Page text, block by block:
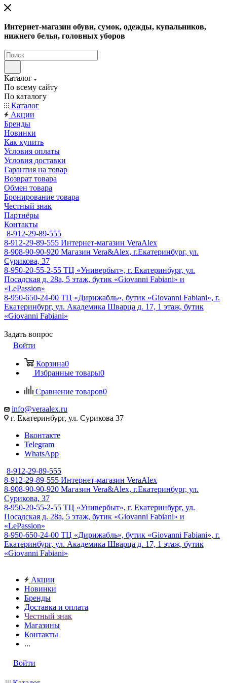
Интернет-магазин обуви, сумок, одежды, купальников,
нижнего белья, головных уборов
Каталог
По всему сайту
По каталогу
Каталог
Акции
Бренды
Новинки
Как купить
Условия оплаты
Условия доставки
Гарантия на товар
Возврат товара
Обмен товара
Бронирование товара
Честный знак
Партнёры
Контакты
8-912-29-89-555
8-912-29-89-555 Интернет-магазин VeraAlex
8-908-90-90-920 Магазин Vera&Alex, г.Екатеринбург, ул.
Сурикова, 37
8-950-20-55-2-55 ТЦ «Универбыт», г. Екатеринбург, ул.
Посадская д. 28а, 5 этаж, бутик «Giovanni Fabiani» и
«LePassion»
8-950-650-24-00 ТЦ «Дирижабль», бутик «Giovanni Fabiani», г.
Екатеринбург, ул. Академика Шварца д. 17, 1 этаж, бутик
«Giovanni Fabiani»
Задать вопрос
Войти
Корзина0
Избранные товары0
Сравнение товаров0
info@veraalex.ru
г. Екатеринбург, ул. Сурикова 37
Вконтакте
Telegram
WhatsApp
8-912-29-89-555
8-912-29-89-555 Интернет-магазин VeraAlex
8-908-90-90-920 Магазин Vera&Alex, г.Екатеринбург, ул.
Сурикова, 37
8-950-20-55-2-55 ТЦ «Универбыт», г. Екатеринбург, ул.
Посадская д. 28а, 5 этаж, бутик «Giovanni Fabiani» и
«LePassion»
8-950-650-24-00 ТЦ «Дирижабль», бутик «Giovanni Fabiani», г.
Екатеринбург, ул. Академика Шварца д. 17, 1 этаж, бутик
«Giovanni Fabiani»
Акции
Новинки
Бренды
Доставка и оплата
Честный знак
Магазины
Контакты
...
Войти